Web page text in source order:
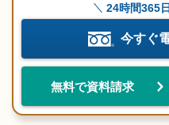
24時間365
今すぐ
無料で資料請求